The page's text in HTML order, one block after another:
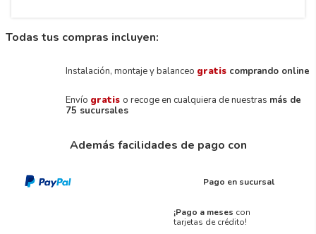
Todas tus compras incluyen:
Instalación, montaje y balanceo gratis comprando online
Envío gratis o recoge en cualquiera de nuestras más de
75 sucursales
Además facilidades de pago con
Pago en sucursal
¡Pago a meses con
tarjetas de crédito!